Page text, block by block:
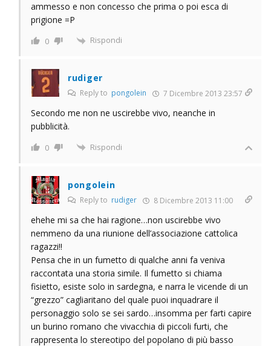
ammesso e non concesso che prima o poi esca di
prigione =P
0 Rispondi
rudiger
Reply to pongolein 7 Dicembre 2013 23:57
Secondo me non ne uscirebbe vivo, neanche in
pubblicità.
0 Rispondi
pongolein
Reply to rudiger 8 Dicembre 2013 11:00
ehehe mi sa che hai ragione…non uscirebbe vivo
nemmeno da una riunione dell’associazione cattolica
ragazzi!!
Pensa che in un fumetto di qualche anni fa veniva
raccontata una storia simile. Il fumetto si chiama
fisietto, esiste solo in sardegna, e narra le vicende di un
“grezzo” cagliaritano del quale puoi inquadrare il
personaggio solo se sei sardo…insomma per farti capire
un burino romano che vivacchia di piccoli furti, che
rappresenta lo stereotipo del popolano di più basso